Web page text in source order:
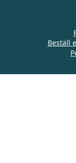
Beställ